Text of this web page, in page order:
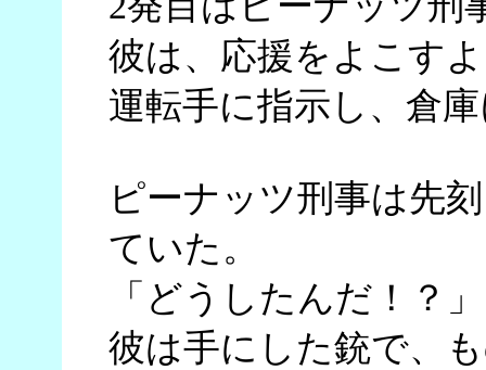
彼は、応援をよこす
運転手に指示し、倉
ピーナッツ刑事は先
ていた。
「どうしたんだ！？」
彼は手にした銃で、